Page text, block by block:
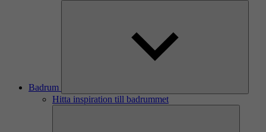
Badrum
Hitta inspiration till badrummet